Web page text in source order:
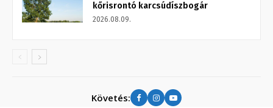
kőrisrontó karcsúdíszbogár
2026.08.09.
Követés: